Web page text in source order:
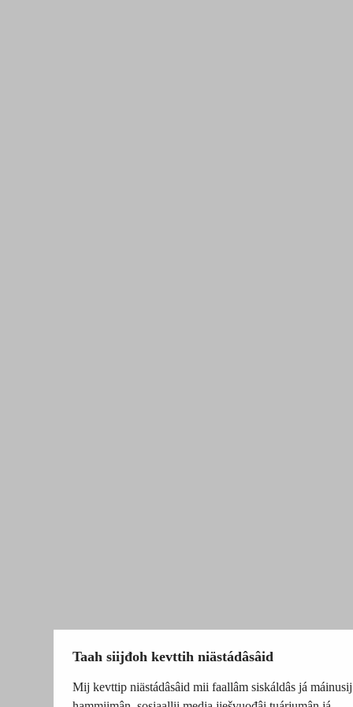
Taah siijđoh kevttih niästádâsâid
Mij kevttip niästádâsâid mii faallâm siskáldâs já máinusij